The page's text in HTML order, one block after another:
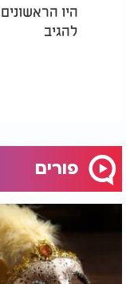
היו הראשונים
להגיב
פורים